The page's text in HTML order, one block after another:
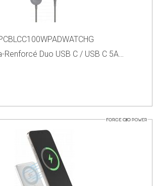
Renforcé Duo USB C / USB C 5A…